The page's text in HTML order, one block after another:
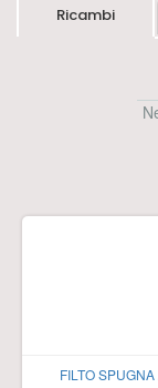
Ricambi
FILTO